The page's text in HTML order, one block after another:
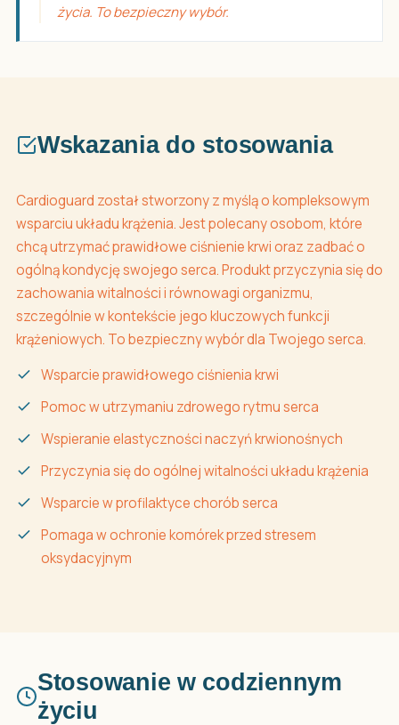
życia. To bezpieczny wybór.
Wskazania do stosowania
Cardioguard został stworzony z myślą o kompleksowym
wsparciu układu krążenia. Jest polecany osobom, które
chcą utrzymać prawidłowe ciśnienie krwi oraz zadbać o
ogólną kondycję swojego serca. Produkt przyczynia się do
zachowania witalności i równowagi organizmu,
szczególnie w kontekście jego kluczowych funkcji
krążeniowych. To bezpieczny wybór dla Twojego serca.
Wsparcie prawidłowego ciśnienia krwi
Pomoc w utrzymaniu zdrowego rytmu serca
Wspieranie elastyczności naczyń krwionośnych
Przyczynia się do ogólnej witalności układu krążenia
Wsparcie w profilaktyce chorób serca
Pomaga w ochronie komórek przed stresem
oksydacyjnym
Stosowanie w codziennym
życiu